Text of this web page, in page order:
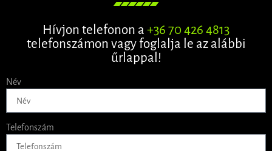
Hívjon telefonon a +36 70 426 4813
telefonszámon vagy foglalja le az alábbi
űrlappal!
Név
Telefonszám